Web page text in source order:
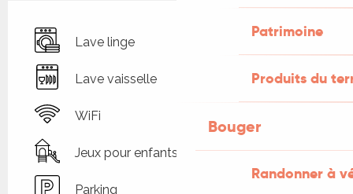
Patrimoine
Produits du
Bouger
Randonner à
Lave linge
Lave vaisselle
WiFi
Jeux pour enfants / Espace jeux
Parking